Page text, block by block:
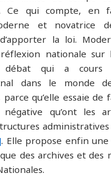
Ce qui compte, en
et novatrice
d’apporter la loi.
nationale sur
qui a cours
dans le monde
qu’elle essaie
négative qu’ont les
. Elle propose enfin
des archives et des